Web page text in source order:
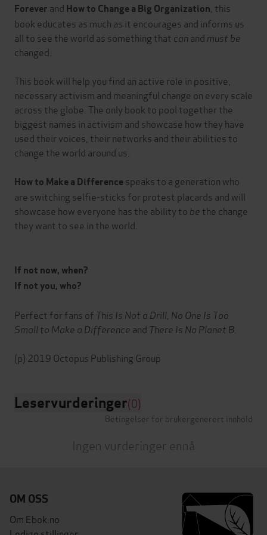
Forever and How to Change a Big Organization , this
book educates as much as it encourages and informs us
all to see the world as something that can and must be
changed.
This book will help you find an active role in positive,
necessary activism and meaningful change on every scale
across the globe. The only book to pool together the
biggest names in activism and showcase how they have
used their voices, their networks and their abilities to
change the world around us.
How to Make a Differencespeaks to a generation who
are switching selfie-sticks for protest placards and will
showcase how everyone has the ability to be the change
they want to see in the world.
If not now, when?
If not you, who?
Perfect for fans of This Is Not a Drill, No One Is Too
Small to Make a Difference and There Is No Planet B
Leservurderinger(0)
Betingelser for brukergenerert innhold
Ingen vurderinger ennå
OM OSS
Om Ebok.no